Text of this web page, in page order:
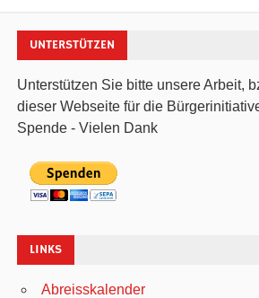
UNTERSTÜTZEN
Unterstützen Sie bitte unsere Arbeit,
dieser Webseite für die
Spende - Vielen Dank
LINKS
Abreisskalender